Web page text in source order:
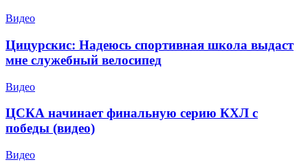
Видео
Цицурскис: Надеюсь спортивная школа выдаст
мне служебный велосипед
Видео
ЦСКА начинает финальную серию КХЛ с
победы (видео)
Видео